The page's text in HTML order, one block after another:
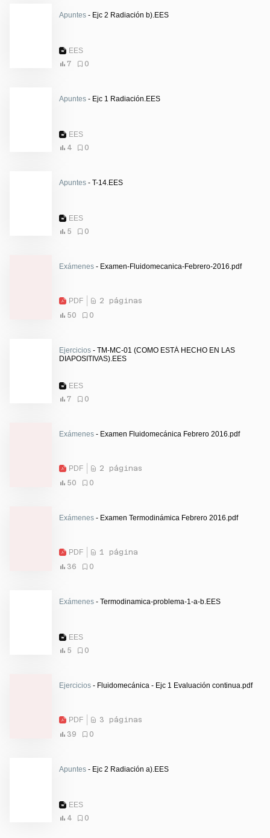
Apuntes - Ejc 2 Radiación b).EES
EES
7
0
Apuntes - Ejc 1 Radiación.EES
EES
4
0
Apuntes - T-14.EES
EES
5
0
Exámenes - Examen-Fluidomecanica-Febrero-2016.pdf
PDF
2 páginas
50
0
Ejercicios - TM-MC-01 (COMO ESTÁ HECHO EN LAS
DIAPOSITIVAS).EES
EES
7
0
Exámenes - Examen Fluidomecánica Febrero 2016.pdf
PDF
2 páginas
50
0
Exámenes - Examen Termodinámica Febrero 2016.pdf
PDF
1 página
36
0
Exámenes - Termodinamica-problema-1-a-b.EES
EES
5
0
Ejercicios - Fluidomecánica - Ejc 1 Evaluación continua.pdf
PDF
3 páginas
39
0
Apuntes - Ejc 2 Radiación a).EES
EES
4
0